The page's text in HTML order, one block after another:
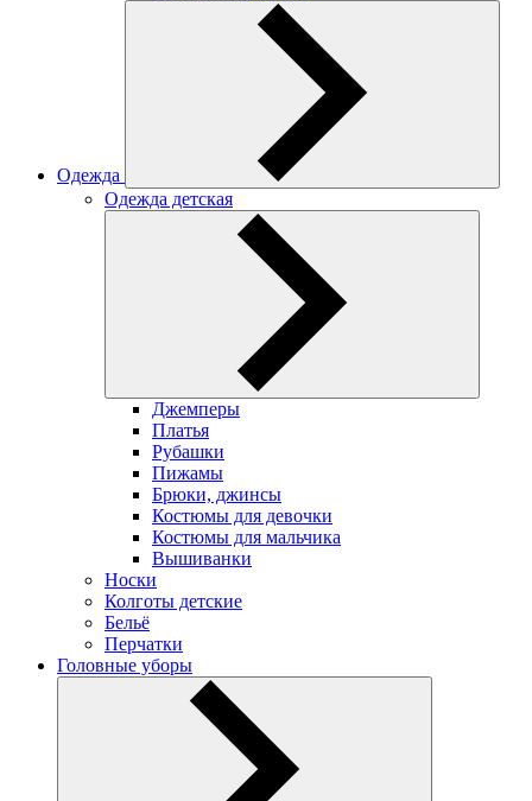
Одежда
Одежда детская
Джемперы
Платья
Рубашки
Пижамы
Брюки, джинсы
Костюмы для девочки
Костюмы для мальчика
Вышиванки
Носки
Колготы детские
Бельё
Перчатки
Головные уборы